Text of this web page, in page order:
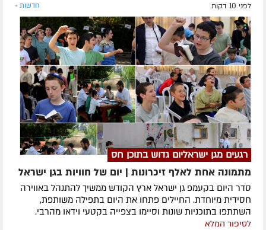
לפני 10 דקות חדשות »
רגעים מגן ישראליום גדוש בתוכן חס
מתמונה אחת לאלף זיכרונות | יום של חוויות בגן ישראל
סדר היום בקעמפ גן ישראל ארץ הקודש ממשיך להתנהל באווירה
חסידית מיוחדת. החיילים פתחו את היום בתפילה משותפת,
השתתפו בתוכניות שונות וסיימו בצפייה בקטעי וידאו מהרבי.
לסיפור המלא